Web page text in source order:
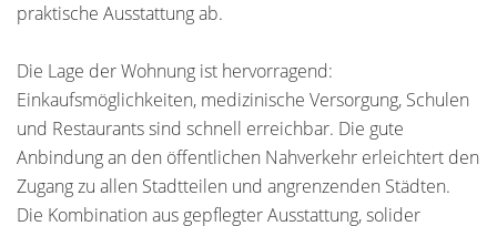
praktische Ausstattung ab.
Die Lage der Wohnung ist hervorragend:
Einkaufsmöglichkeiten, medizinische Versorgung, Schulen
und Restaurants sind schnell erreichbar. Die gute
Anbindung an den öffentlichen Nahverkehr erleichtert den
Zugang zu allen Stadtteilen und angrenzenden Städten.
Die Kombination aus gepflegter Ausstattung, solider